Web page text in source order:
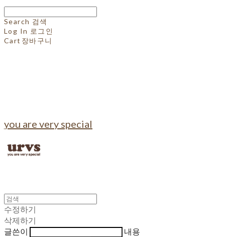
Search 검색
Log In 로그인
Cart 장바구니
you are very special
수정하기
삭제하기
글쓴이
내용